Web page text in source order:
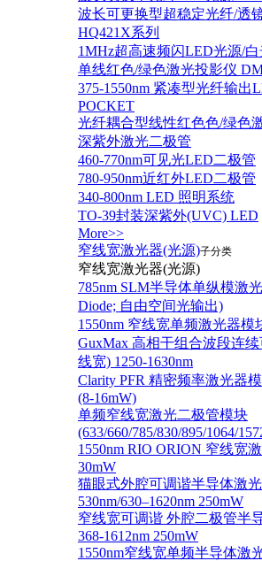
波长可更换型超稳定光纤/透
HQ421X系列
1MHz超高速频闪LED光源/白
单线红色/绿色激光投影仪
375-1550nm 紧凑型光纤输出
POCKET
光纤耦合型线性红色色/绿色
深紫外激光二极管
460-770nm可见光LED二极管
780-950nm近红外LED二极管
340-800nm LED 照明系统
TO-39封装深紫外(UVC) LED
More>>
窄线宽激光器(光源)子分类
窄线宽激光器(光源)
785nm SLM半导体单纵模激
Diode; 自由空间光输出)
1550nm 窄线宽单频激光器模
GuxMax 高相干组合波段连
线宽) 1250-1630nm
Clarity PFR 精密频率激光器
(8-16mW)
单频窄线宽激光二极管模块
(633/660/785/830/895/1064/
1550nm RIO ORION 窄线宽
30mW
猫眼式外腔可调谐半导体激
530nm/630–1620nm 250mW
窄线宽可调谐 外腔二极管半
368-1612nm 250mW
1550nm窄线宽单频半导体激